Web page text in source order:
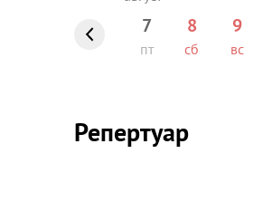
7
пт
8
сб
9
вс
Репертуар